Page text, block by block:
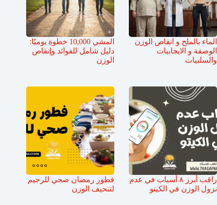
الماء بالملح و انقاص الوزن
الوصفة و الايجابيات
والسلبيات
المشي 10,000 خطوة يوميًا:
دليل شامل للفوائد وإنقاص
الوزن
راقب أبرز ٨ أسباب في عدم
نزول الوزن في الكيتو
فطور رمضان صحي للرجيم
لتنحيف الوزن